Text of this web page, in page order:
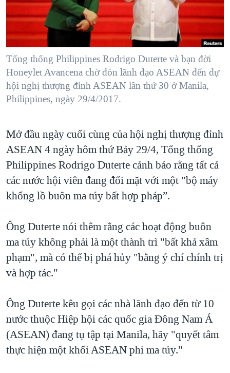
"Tìm"NGƯỜI VIỆT HẢI NGOẠI
ĐỜI SỐNG
KINH TẾ
KHOA HỌC
SỨC KHOẺ
VĂN HOÁ
GIÁO DỤC
TẠI
HÀNH TRÌNH BẦU CỬ 2024
MỘT NĂM CHIẾN TRANH TẠI DẢI GAZA
GIẢI MÃ VÀNH ĐAI & CON ĐƯỜNG
NGÀY TỊ NẠN THẾ GIỚI
TRỊNH VĨNH BÌNH - NGƯỜI HẠ 'BÊN THẮNG CUỘC'
CHI PHÍ CHIẾN TRANH AFGHANISTAN
CÁC GIÁ TRỊ CỘNG HÒA Ở VIỆT NAM
THƯỢNG ĐỈNH TRUMP-KIM TẠI VIỆT NAM
TRỊNH VĨNH BÌNH VS. CHÍNH PHỦ VIỆT NAM
BÊN KIA QUỐC LỘ: TIẾNG VỌNG TỪ NÔNG THÔN MỸ
QUAN HỆ VIỆT MỸ
NGHE
MẠNG XÃ HỘI
Ngôn ngữ khác
Tổng thống Philippines Rodrigo Duterte và bạn đời
Honeylet Avancena chờ đón lãnh đạo ASEAN đến dự
hội nghị thượng đỉnh ASEAN lần thứ 30 ở Manila,
Philippines, ngày 29/4/2017.
Mở đầu ngày cuối cùng của hội nghị thượng đỉnh
ASEAN 4 ngày hôm thứ Bảy 29/4, Tổng thống
Philippines Rodrigo Duterte cảnh báo rằng tất cả
các nước hội viên đang đối mặt với một "bộ máy
khổng lồ buôn ma túy bất hợp pháp”.
Ông Duterte nói thêm rằng các hoạt động buôn
ma túy không phải là một thành trì "bất khả xâm
phạm", mà có thể bị phá hủy "bằng ý chí chính trị
và hợp tác."
Ông Duterte kêu gọi các nhà lãnh đạo đến từ 10
nước thuộc Hiệp hội các quốc gia Đông Nam Á
(ASEAN) đang tụ tập tại Manila, hãy "quyết tâm
thực hiện một khối ASEAN phi ma túy."